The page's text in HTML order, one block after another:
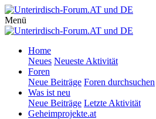
Menü
Home
Neues Neueste Aktivität
Foren
Neue Beiträge Foren durchsuchen
Was ist neu
Neue Beiträge Letzte Aktivität
Geheimprojekte.at